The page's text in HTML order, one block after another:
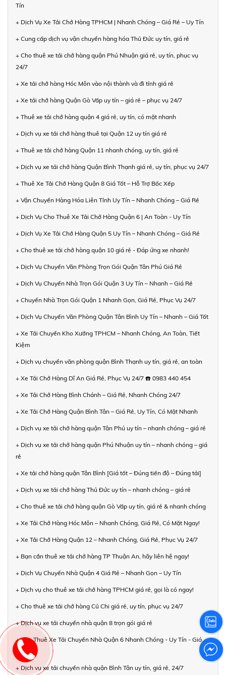
Tín
+ Dịch Vụ Xe Tải Chở Hàng TPHCM | Nhanh Chóng – Giá Rẻ – Uy Tín
+ Cung cấp dịch vụ vận chuyển hàng hóa Thủ Đức uy tín, giá rẻ
+ Cho thuê xe tải chở hàng quận Phú Nhuận giá rẻ, uy tín, phục vụ
24/7
+ Xe tải chở hàng Hóc Môn vào nội thành và đi tỉnh giá rẻ
+ Xe tải chở hàng Quận Gò Vấp uy tín – giá rẻ – phục vụ 24/7
+ Thuê xe tải chở hàng quận 4 giá rẻ, uy tín, có mặt nhanh
+ Dịch vụ xe tải chở hàng thuê tại Quận 12 uy tín giá rẻ
+ Thuê xe tải chở hàng Quận 11 nhanh chóng, uy tín, giá rẻ
+ Dịch vụ xe tải chở hàng Quận Bình Thạnh giá rẻ, uy tín, phục vụ 24/7
+ Thuê Xe Tải Chở Hàng Quận 8 Giá Tốt – Hỗ Trợ Bốc Xếp
+ Vận Chuyển Hàng Hóa Liên Tỉnh Uy Tín – Nhanh Chóng – Giá Rẻ
+ Dịch Vụ Cho Thuê Xe Tải Chở Hàng Quận 6 | An Toàn - Uy Tín
+ Dịch Vụ Xe Tải Chở Hàng Quận 5 Uy Tín – Nhanh Chóng – Giá Rẻ
+ Cho thuê xe tải chở hàng quận 10 giá rẻ - Đáp ứng xe nhanh!
+ Dịch Vụ Chuyển Văn Phòng Trọn Gói Quận Tân Phú Giá Rẻ
+ Dịch Vụ Chuyển Nhà Trọn Gói Quận 3 Uy Tín – Nhanh – Giá Rẻ
+ Chuyển Nhà Trọn Gói Quận 1 Nhanh Gọn, Giá Rẻ, Phục Vụ 24/7
+ Dịch Vụ Chuyển Văn Phòng Quận Tân Bình Uy Tín – Nhanh – Giá Tốt
+ Xe Tải Chuyển Kho Xưởng TPHCM – Nhanh Chóng, An Toàn, Tiết
Kiệm
+ Dịch vụ chuyển văn phòng quận Bình Thạnh uy tín, giá rẻ, an toàn
+ Xe Tải Chở Hàng Dĩ An Giá Rẻ, Phục Vụ 24/7 ☎️ 0983 440 454
+ Xe Tải Chở Hàng Bình Chánh – Giá Rẻ, Nhanh Chóng 24/7
+ Xe Tải Chở Hàng Quận Bình Tân – Giá Rẻ, Uy Tín, Có Mặt Nhanh
+ Dịch vụ xe tải chở hàng quận Tân Phú uy tín – nhanh chóng – giá rẻ
+ Dịch vụ xe tải chở hàng quận Phú Nhuận uy tín – nhanh chóng – giá
rẻ
+ Xe tải chở hàng quận Tân Bình [Giá tốt – Đúng tiến độ – Đúng tải]
+ Dịch vụ xe tải chở hàng Thủ Đức uy tín – nhanh chóng – giá rẻ
+ Cho thuê xe tải chở hàng quận Gò Vấp uy tín, giá rẻ & nhanh chóng
+ Xe Tải Chở Hàng Hóc Môn – Nhanh Chóng, Giá Rẻ, Có Mặt Ngay!
+ Xe Tải Chở Hàng Quận 12 – Nhanh Chóng, Giá Rẻ, Phục Vụ 24/7
+ Bạn cần thuê xe tải chở hàng TP Thuận An, hãy liên hệ ngay!
+ Dịch Vụ Chuyển Nhà Quận 4 Giá Rẻ – Nhanh Gọn – Uy Tín
+ Dịch vụ cho thuê xe tải chở hàng TPHCM giá rẻ, gọi là có ngay!
+ Cho thuê xe tải chở hàng Củ Chi giá rẻ, uy tín, phục vụ 24/7
+ Dịch vụ xe tải chuyển nhà quận 8 trọn gói giá rẻ
+ Cho Thuê Xe Tải Chuyển Nhà Quận 6 Nhanh Chóng - Uy Tín - Giá
Rẻ
+ Dịch vụ xe tải chuyển nhà quận Bình Tân uy tín, giá rẻ, 24/7